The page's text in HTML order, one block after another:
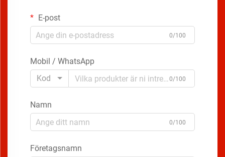
E-post
0/100
Mobil / WhatsApp
Kod
0/100
Namn
0/100
Företagsnamn